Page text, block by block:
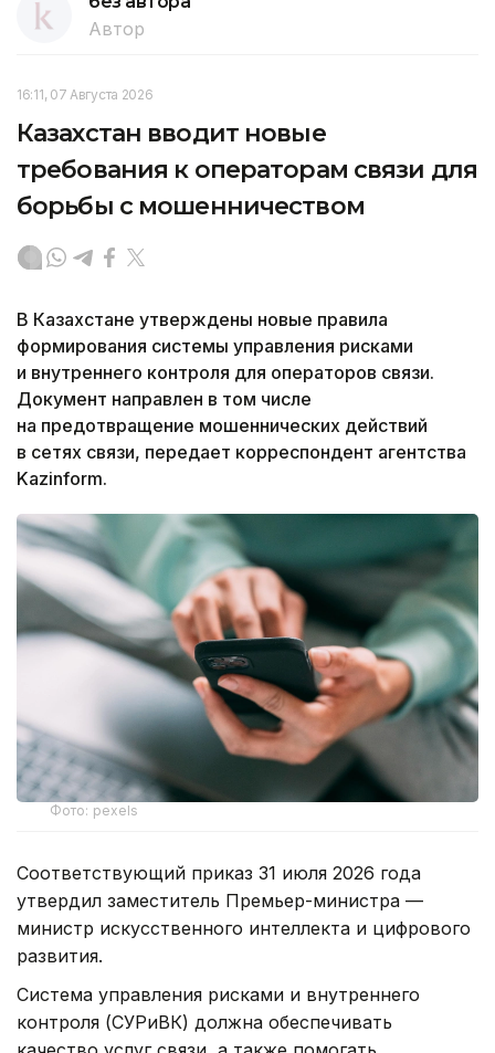
Автор
16:11, 07 Августа 2026
Казахстан вводит новые
требования к операторам связи для
борьбы с мошенничеством
В Казахстане утверждены новые правила
формирования системы управления рисками
и внутреннего контроля для операторов связи.
Документ направлен в том числе
на предотвращение мошеннических действий
в сетях связи, передает корреспондент агентства
Kazinform.
Фото: pexels
Соответствующий приказ 31 июля 2026 года
утвердил заместитель Премьер-министра —
министр искусственного интеллекта и цифрового
развития.
Система управления рисками и внутреннего
контроля (СУРиВК) должна обеспечивать